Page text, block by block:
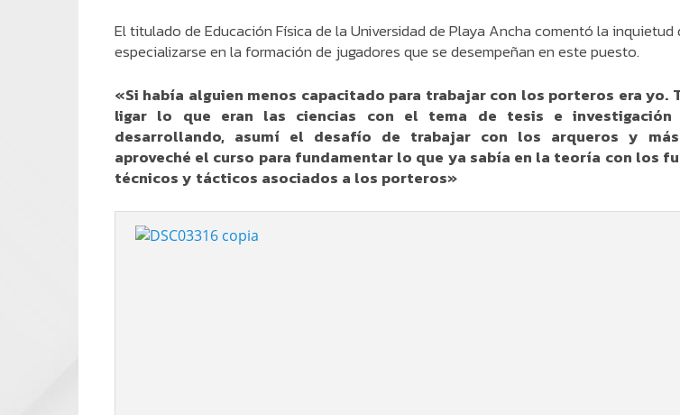
El titulado de Educación Física de la Universidad de Playa Ancha comentó la inquietud
especializarse en la formación de jugadores que se desempeñan en este puesto.
«Si había alguien menos capacitado para trabajar con los porteros era yo.
ligar lo que eran las ciencias con el tema de tesis e investigación
desarrollando, asumí el desafío de trabajar con los arqueros y
aproveché el curso para fundamentar lo que ya sabía en la teoría con los
técnicos y tácticos asociados a los porteros»